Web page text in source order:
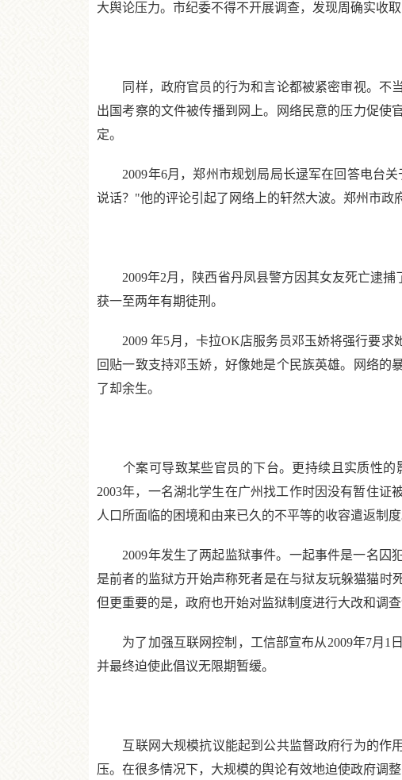
大舆论压力。市纪委不得不开展调查，发现周确实收
同样，政府官员的行为和言论都被紧密审视。不当
出国考察的文件被传播到网上。网络民意的压力促使
定。
2009年6月，郑州市规划局局长逯军在回答电台关
说话？"他的评论引起了网络上的轩然大波。郑州市政
2009年2月，陕西省丹凤县警方因其女友死亡逮捕
获一至两年有期徒刑。
2009 年5月，卡拉OK店服务员邓玉娇将强行要求
回贴一致支持邓玉娇，好像她是个民族英雄。网络
了却余生。
个案可导致某些官员的下台。更持续且实质性的
2003年，一名湖北学生在广州找工作时因没有暂住
人口所面临的困境和由来已久的不平等的收容遣返制
2009年发生了两起监狱事件。一起事件是一名囚
是前者的监狱方开始声称死者是在与狱友玩躲猫猫时
但更重要的是，政府也开始对监狱制度进行大改和调查
为了加强互联网控制，工信部宣布从2009年7月1
并最终迫使此倡议无限期暂缓。
互联网大规模抗议能起到公共监督政府行为的作用
压。在很多情况下，大规模的舆论有效地迫使政府调整